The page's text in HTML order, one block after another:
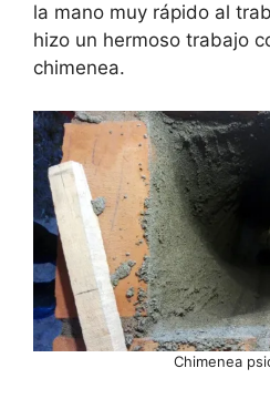
la mano muy rápido al
hizo un hermoso trabajo
chimenea.
Chimenea